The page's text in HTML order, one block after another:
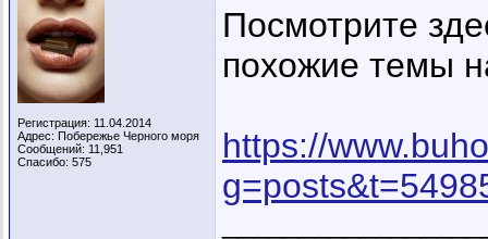
Регистрация: 11.04.2014
Адрес: Побережье Черного моря
Сообщений: 11,951
Спасибо: 575
Посмотрите
похожие темы
https://